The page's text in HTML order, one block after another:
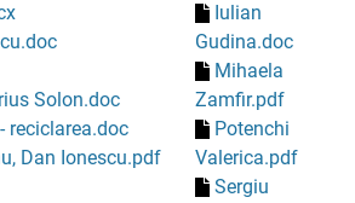
Solon.doc
reciclarea.doc
Dan Ionescu.pdf
Iulian
Gudina.doc
Mihaela
Zamfir.pdf
Potenchi
Valerica.pdf
Sergiu